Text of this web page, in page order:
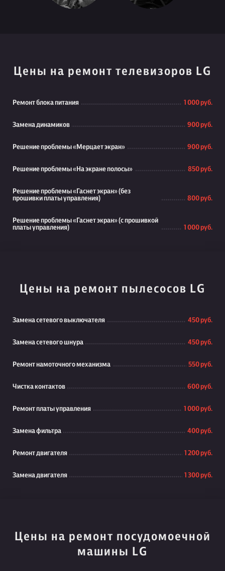
Цены на ремонт телевизоров LG
Ремонт блока питания 1 000 руб.
Замена динамиков 900 руб.
Решение проблемы «Мерцает экран» 900 руб.
Решение проблемы «На экране полосы» 850 руб.
Решение проблемы «Гаснет экран» (без
прошивки платы управления)
800 руб.
Решение проблемы «Гаснет экран» (с прошивкой
платы управления)
1 000 руб.
Цены на ремонт пылесосов LG
Замена сетевого выключателя 450 руб.
Замена сетевого шнура 450 руб.
Ремонт намоточного механизма 550 руб.
Чистка контактов 600 руб.
Ремонт платы управления 1 000 руб.
Замена фильтра 400 руб.
Ремонт двигателя 1 200 руб.
Замена двигателя 1 300 руб.
Цены на ремонт посудомоечной
машины LG